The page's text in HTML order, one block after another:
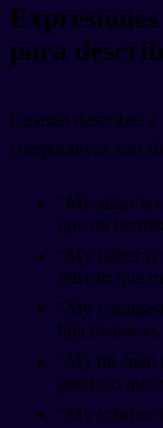
para
Cuando describes
comparativos son
"My sister is
que mi
"My father is
estricto que
"My
hija menor
"My tío Juan
gracioso que
"My sobrino